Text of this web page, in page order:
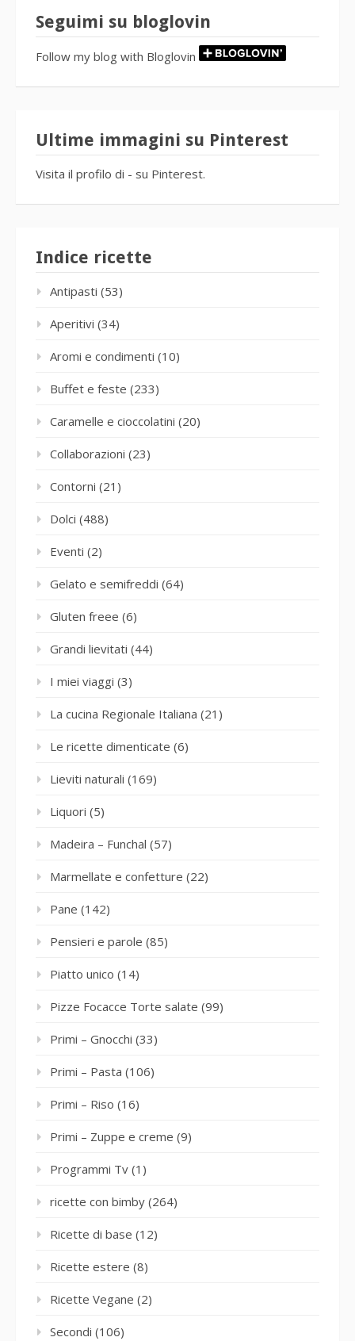
Seguimi su bloglovin
Follow my blog with Bloglovin
Ultime immagini su Pinterest
Visita il profilo di - su Pinterest.
Indice ricette
Antipasti (53)
Aperitivi (34)
Aromi e condimenti (10)
Buffet e feste (233)
Caramelle e cioccolatini (20)
Collaborazioni (23)
Contorni (21)
Dolci (488)
Eventi (2)
Gelato e semifreddi (64)
Gluten freee (6)
Grandi lievitati (44)
I miei viaggi (3)
La cucina Regionale Italiana (21)
Le ricette dimenticate (6)
Lieviti naturali (169)
Liquori (5)
Madeira – Funchal (57)
Marmellate e confetture (22)
Pane (142)
Pensieri e parole (85)
Piatto unico (14)
Pizze Focacce Torte salate (99)
Primi – Gnocchi (33)
Primi – Pasta (106)
Primi – Riso (16)
Primi – Zuppe e creme (9)
Programmi Tv (1)
ricette con bimby (264)
Ricette di base (12)
Ricette estere (8)
Ricette Vegane (2)
Secondi (106)